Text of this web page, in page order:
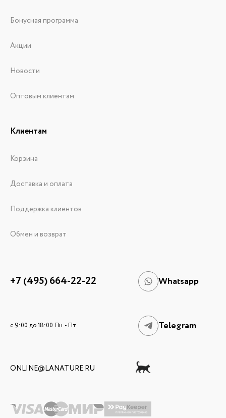
Бонусная программа
Акции
Новости
Оптовым клиентам
Клиентам
Корзина
Доставка и оплата
Поддержка клиентов
Обмен и возврат
+7 (495) 664-22-22 Whatsapp
c 9:00 до 18:00 Пн. - Пт. Telegram
ONLINE@LANATURE.RU